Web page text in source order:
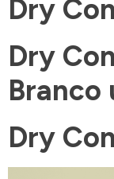
Dry
Dry
Branco
Dry